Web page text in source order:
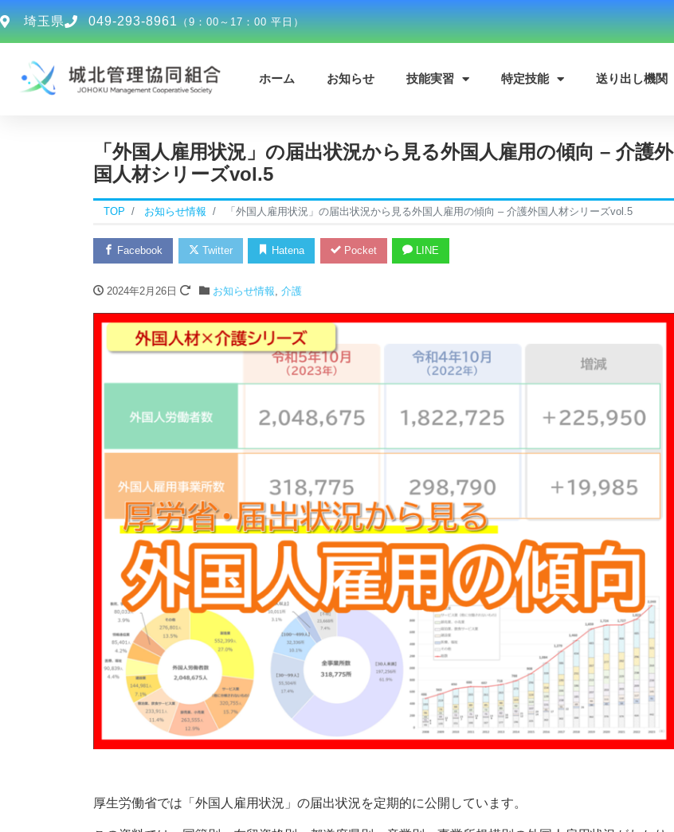
埼玉県 049-293-8961（9：00～17：00 平日）
ホーム お知らせ 技能実習 特定技能 送り出し機関
「外国人雇用状況」の届出状況から見る外国人雇用の傾向 – 介護外
国人材シリーズvol.5
TOP お知らせ情報 「外国人雇用状況」の届出状況から見る外国人雇用の傾向 – 介護外国人材シリーズvol.5
Facebook Twitter Hatena Pocket LINE
2024年2月26日 お知らせ情報, 介護
厚生労働省では「外国人雇用状況」の届出状況を定期的に公開しています。